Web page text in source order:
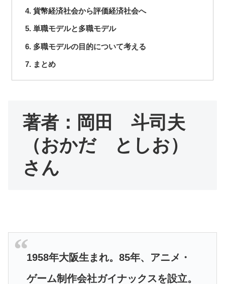
貨幣経済社会から評価経済社会へ
単職モデルと多職モデル
多職モデルの目的について考える
まとめ
著者：岡田 斗司夫
（おかだ としお）
さん
1958年大阪生まれ。85年、アニメ・
ゲーム制作会社ガイナックスを設立。